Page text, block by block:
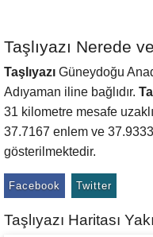
Taşlıyazı Nerede
Taşlıyazı Güneydoğu
Adıyaman iline bağlıdır.
31 kilometre mesafe
37.7167 enlem ve
gösterilmektedir.
Facebook Twitter
Taşlıyazı Haritası